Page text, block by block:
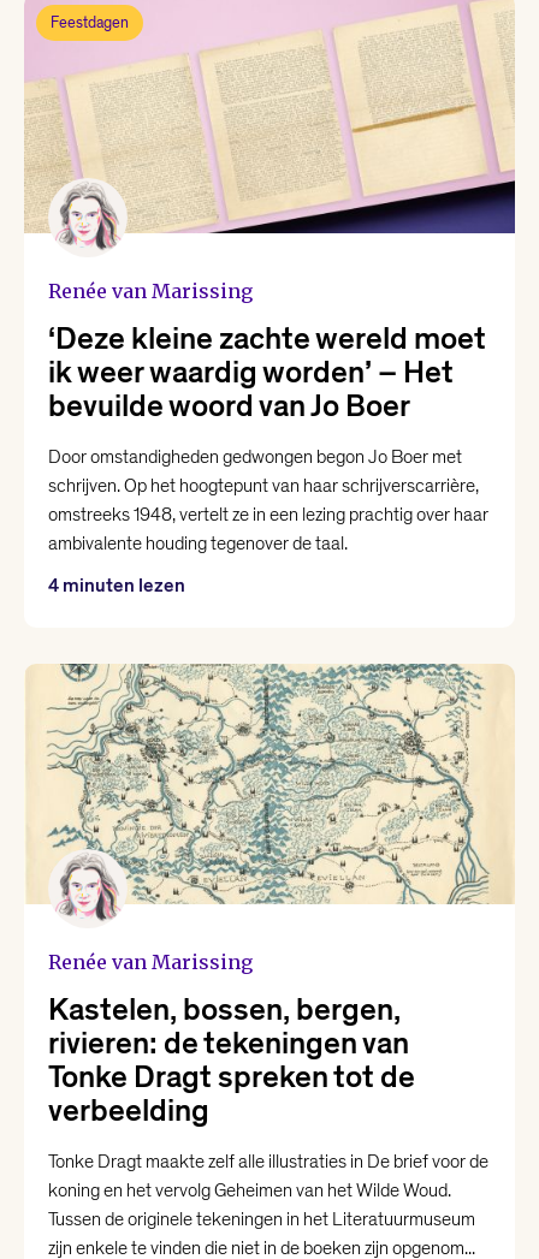
Emma van Hooff
Femke Brockhus
Hanna Bervoets
Joost Oomen
Karin Amatmoekrim
Lieke Marsman
Loranne Davelaar
Marjolein Visser
Marsha Keja
Mohammed Benzakour
Nikki Dekker
Nina Polak
Philip Huff
Raoul de Jong
Renée van Marissing
Roman Helinski
Roos van Rijswijk
Thomas Heerma van Voss
Feestdagen
Renée van Marissing
‘Deze kleine zachte wereld moet
ik weer waardig worden’ – Het
bevuilde woord van Jo Boer
Door omstandigheden gedwongen begon Jo Boer met
schrijven. Op het hoogtepunt van haar schrijverscarrière,
omstreeks 1948, vertelt ze in een lezing prachtig over haar
ambivalente houding tegenover de taal.
4 minuten lezen
Renée van Marissing
Kastelen, bossen, bergen,
rivieren: de tekeningen van
Tonke Dragt spreken tot de
verbeelding
Tonke Dragt maakte zelf alle illustraties in De brief voor de
koning en het vervolg Geheimen van het Wilde Woud.
Tussen de originele tekeningen in het Literatuurmuseum
zijn enkele te vinden die niet in de boeken zijn opgenom...